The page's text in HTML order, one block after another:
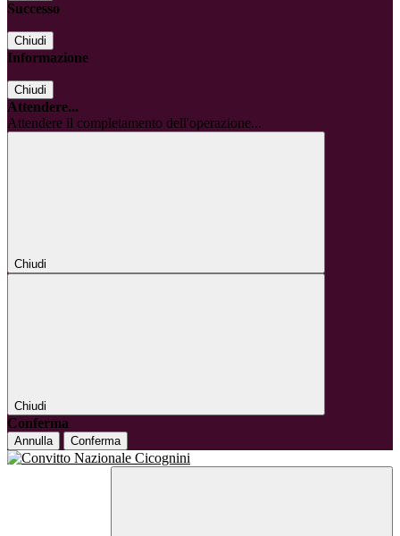
Successo
Chiudi
Informazione
Chiudi
Attendere...
Attendere il completamento dell'operazione...
Chiudi
Chiudi
Conferma
Annulla Conferma